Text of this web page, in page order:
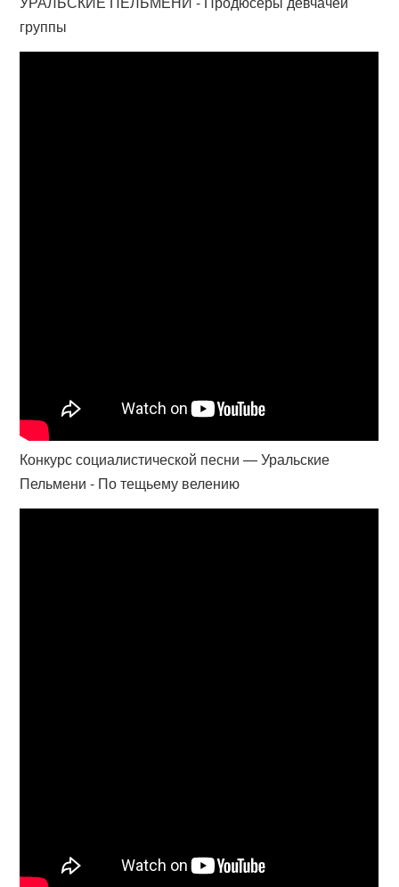
группы
Конкурс социалистической песни — Уральские
Пельмени - По тещьему велению